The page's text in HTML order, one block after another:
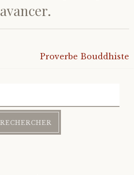
avancer.
Proverbe Bouddhiste